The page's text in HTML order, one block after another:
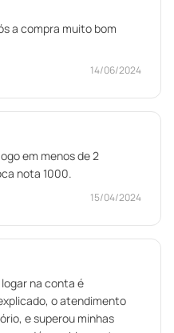
a compra muito bom
14/06/2024
em menos de 2
nota 1000.
15/04/2024
na conta é
o atendimento
e superou minhas